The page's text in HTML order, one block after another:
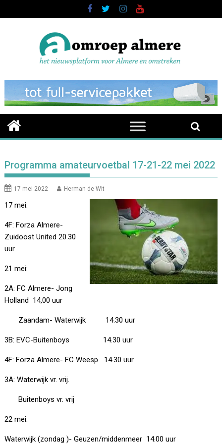
to
Programma amateurvoetbal 17-21-22 mei 2022
17 mei 2022 Herman de Wit
17 mei:
4F: Forza Almere-
Zuidoost United 20.30
uur
21 mei:
2A: FC Almere- Jong
Holland 14,00 uur
Zaandam- Waterwijk 14.30 uur
3B: EVC-Buitenboys 14.30 uur
4F: Forza Almere- FC Weesp 14.30 uur
3A: Waterwijk vr. vrij.
Buitenboys vr. vrij
22 mei:
Waterwijk (zondag )- Geuzen/middenmeer 14.00 uur